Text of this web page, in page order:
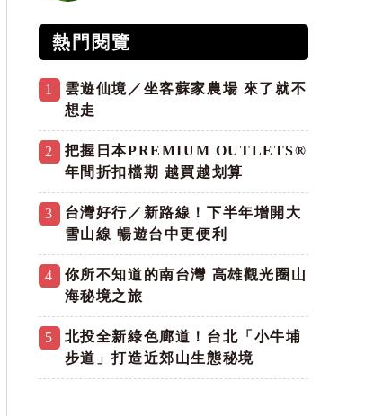
熱門閱覽
1
雲遊仙境／坐客蘇家農場 來了就不
想走
2
把握日本PREMIUM OUTLETS®
年間折扣檔期 越買越划算
3
台灣好行／新路線！下半年增開大
雪山線 暢遊台中更便利
4
你所不知道的南台灣 高雄觀光圈山
海秘境之旅
5
北投全新綠色廊道！台北「小牛埔
步道」打造近郊山生態秘境